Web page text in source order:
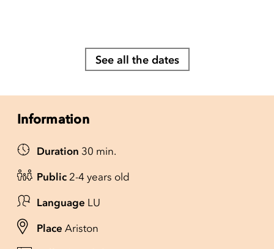
See all the dates
Information
Duration 30 min.
Public 2-4 years old
Language LU
Place Ariston